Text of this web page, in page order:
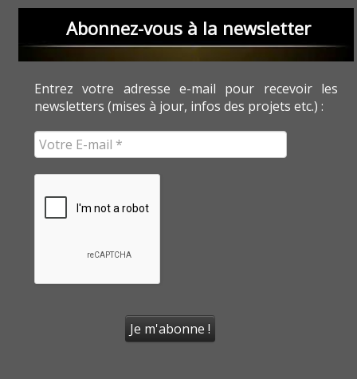
Abonnez-vous à la newsletter
Entrez votre adresse e-mail pour recevoir les
newsletters (mises à jour, infos des projets etc.) :